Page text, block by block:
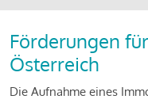
Förderungen
Österreich
Die Aufnahme eines